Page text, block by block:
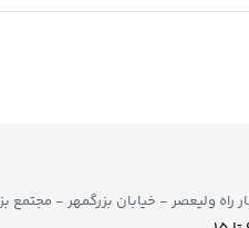
- خیابان بزرگمهر - مجتمع بزرگمهر -